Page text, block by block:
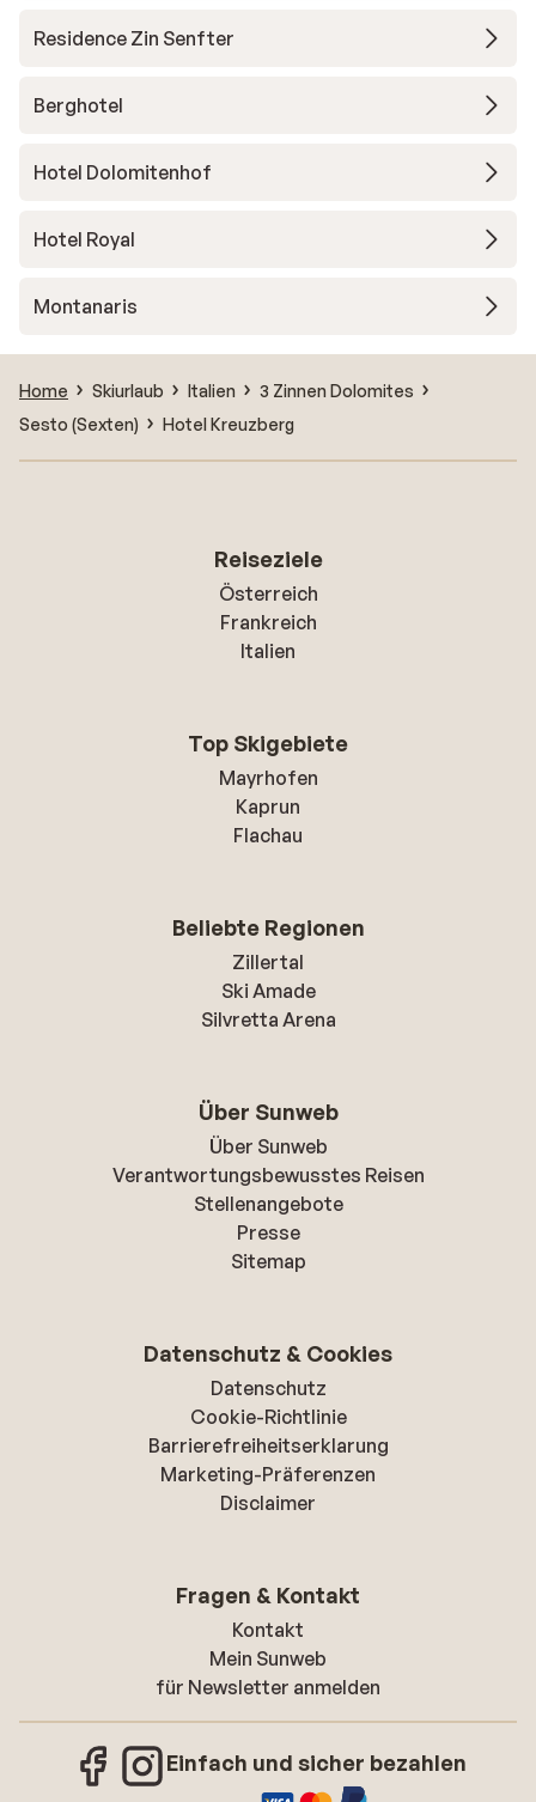
Residence Zin Senfter
Berghotel
Hotel Dolomitenhof
Hotel Royal
Montanaris
Home Skiurlaub Italien
3 Zinnen Dolomites
Sesto (Sexten)
Hotel Kreuzberg
Reiseziele
Österreich
Frankreich
Italien
Top Skigebiete
Mayrhofen
Kaprun
Flachau
Beliebte Regionen
Zillertal
Ski Amade
Silvretta Arena
Über Sunweb
Über Sunweb
Verantwortungsbewusstes Reisen
Stellenangebote
Presse
Sitemap
Datenschutz & Cookies
Datenschutz
Cookie-Richtlinie
Barrierefreiheitserklarung
Marketing-Präferenzen
Disclaimer
Fragen & Kontakt
Kontakt
Mein Sunweb
für Newsletter anmelden
Einfach und sicher bezahlen